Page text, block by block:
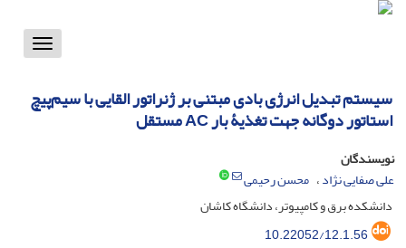
Toggle
سیستم تبدیل انرژی بادی مبتنی بر ژنراتور القایی با سیم‌پیچ
استاتور دوگانه جهت تغذیۀ بار AC مستقل
نویسندگان
علی صفایی نژاد محسن رحیمی
دانشکده برق و کامپیوتر، دانشگاه کاشان
10.22052/12.1.56